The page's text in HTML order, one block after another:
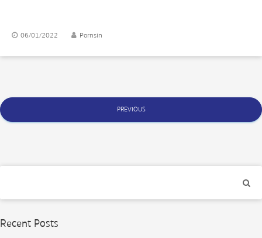
06/01/2022 Pornsin
Posts
navigation
PREVIOUS
Recent Posts